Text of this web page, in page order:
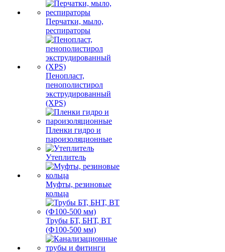
Перчатки, мыло,
респираторы
Пенопласт,
пенополистирол
экструдированный
(XPS)
Пленки гидро и
пароизоляционные
Утеплитель
Муфты, резиновые
кольца
Трубы БТ, БНТ, ВТ
(Ф100-500 мм)